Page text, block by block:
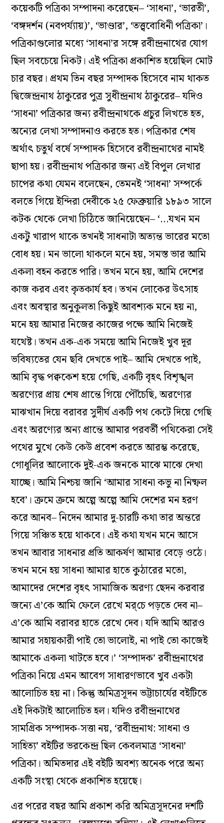
কয়েকটি পত্রিকা সম্পাদনা করেছেন– ‘সাধনা’, ‘ভারতী’,
‘বঙ্গদর্শন (নবপর্য্যায়)’, ‘ভাণ্ডার’, ‘তত্ত্ববোধিনী পত্রিকা’।
পত্রিকাগুলোর মধ্যে ‘সাধনা’র সঙ্গে রবীন্দ্রনাথের যোগ
ছিল সবচেয়ে নিকট। এই পত্রিকা প্রকাশিত হয়েছিল মোট
চার বছর। প্রথম তিন বছর সম্পাদক হিসেবে নাম থাকত
দ্বিজেন্দ্রনাথ ঠাকুরের পুত্র সুধীন্দ্রনাথ ঠাকুরের– যদিও
‘সাধনা’ পত্রিকার জন্য রবীন্দ্রনাথকে প্রচুর লিখতে হত,
অন্যের লেখা সম্পাদনাও করতে হত। পত্রিকার শেষ
অর্থাৎ চতুর্থ বর্ষে সম্পাদক হিসেবে রবীন্দ্রনাথের নামই
ছাপা হয়। রবীন্দ্রনাথ পত্রিকার জন্য এই বিপুল লেখার
চাপের কথা যেমন বলেছেন, তেমনই ‘সাধনা’ সম্পর্কে
বলতে গিয়ে ইন্দিরা দেবীকে ২৫ ফেব্রুয়ারি ১৮৯৩ সালে
কটক থেকে লেখা চিঠিতে জানিয়েছেন– ‘…যখন মন
একটু খারাপ থাকে তখনই সাধনাটা অত্যন্ত ভারের মতো
বোধ হয়। মন ভালো থাকলে মনে হয়, সমস্ত ভার আমি
একলা বহন করতে পারি। তখন মনে হয়, আমি দেশের
কাজ করব এবং কৃতকার্য হব। তখন লোকের উৎসাহ
এবং অবস্থার অনুকূলতা কিছুই আবশ্যক মনে হয় না,
মনে হয় আমার নিজের কাজের পক্ষে আমি নিজেই
যথেষ্ট। তখন এক-এক সময়ে আমি নিজেই খুব দূর
ভবিষ্যতের যেন ছবি দেখতে পাই– আমি দেখতে পাই,
আমি বৃদ্ধ পক্বকেশ হয়ে গেছি, একটি বৃহৎ বিশৃঙ্খল
অরণ্যের প্রায় শেষ প্রান্তে গিয়ে পৌঁচেছি, অরণ্যের
মাঝখান দিয়ে বরাবর সুদীর্ঘ একটি পথ কেটে দিয়ে গেছি
এবং অরণ্যের অন্য প্রান্তে আমার পরবর্তী পথিকেরা সেই
পথের মুখে কেউ কেউ প্রবেশ করতে আরম্ভ করেছে,
গোধূলির আলোকে দুই-এক জনকে মাঝে মাঝে দেখা
যাচ্ছে। আমি নিশ্চয় জানি ‘আমার সাধনা কভু না নিষ্ফল
হবে’। ক্রমে ক্রমে অল্পে অল্পে আমি দেশের মন হরণ
করে আনব– নিদেন আমার দু-চারটি কথা তার অন্তরে
গিয়ে সঞ্চিত হয়ে থাকবে। এই কথা যখন মনে আসে
তখন আবার সাধনার প্রতি আকর্ষণ আমার বেড়ে ওঠে।
তখন মনে হয় সাধনা আমার হাতে কুঠারের মতো,
আমাদের দেশের বৃহৎ সামাজিক অরণ্য ছেদন করবার
জন্যে এ’কে আমি ফেলে রেখে মর্‌চে পড়তে দেব না–
এ’কে আমি বরাবর হাতে রেখে দেব। যদি আমি আরও
আমার সহায়কারী পাই তো ভালোই, না পাই তো কাজেই
আমাকে একলা খাটতে হবে।’ ‘সম্পাদক’ রবীন্দ্রনাথের
পত্রিকা নিয়ে এমন আবেগ সাধারণভাবে খুব একটা
আলোচিত হয় না। কিন্তু অমিত্রসূদন ভট্টাচার্যের বইটিতে
এই দিকটাই আলোচিত হল। যদিও রবীন্দ্রনাথের
সামগ্রিক সম্পাদক-সত্তা নয়, ‘রবীন্দ্রনাথ: সাধনা ও
সাহিত্য’ বইটির ভরকেন্দ্র ছিল কেবলমাত্র ‘সাধনা’
পত্রিকা। অমিতদার এই বইটি অবশ্য অনেক পরে অন্য
একটি সংস্থা থেকে প্রকাশিত হয়েছে।
এর পরের বছর আমি প্রকাশ করি অমিত্রসূদনের দশটি